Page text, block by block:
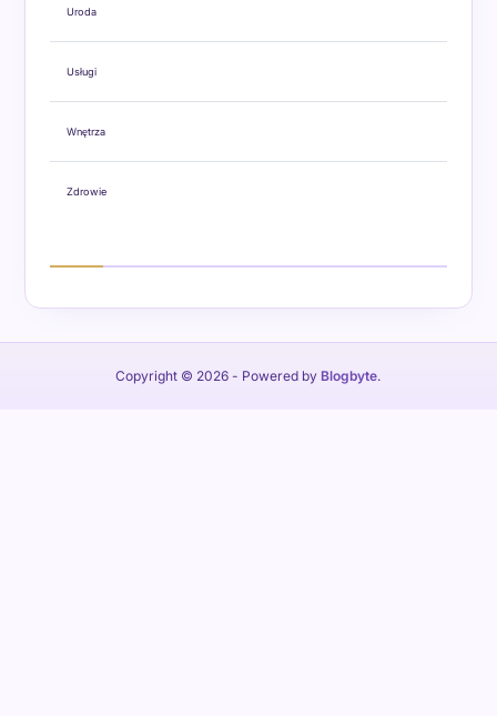
Uroda
Usługi
Wnętrza
Zdrowie
Copyright © 2026 - Powered by Blogbyte.